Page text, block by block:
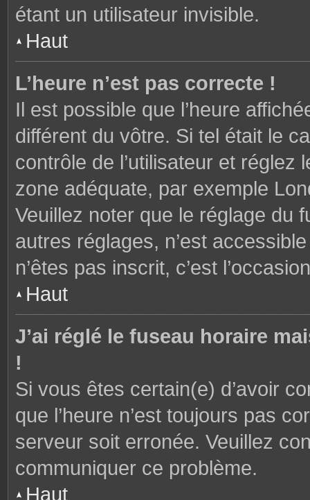
étant un utilisateur invisible.
Haut
L’heure n’est pas correcte !
Il est possible que l’heure
différent du vôtre. Si tel était le
contrôle de l’utilisateur et
zone adéquate, par exemple
Veuillez noter que le réglage du
autres réglages, n’est
n’êtes pas inscrit, c’est
Haut
J’ai réglé le fuseau horaire
!
Si vous êtes certain(e) d’avoir
que l’heure n’est toujours pas
serveur soit erronée. Veuillez
communiquer ce problème.
Haut